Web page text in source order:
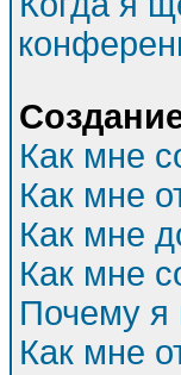
Как мне
Как мне
Как мне
Как мне
Почему я
Как мне